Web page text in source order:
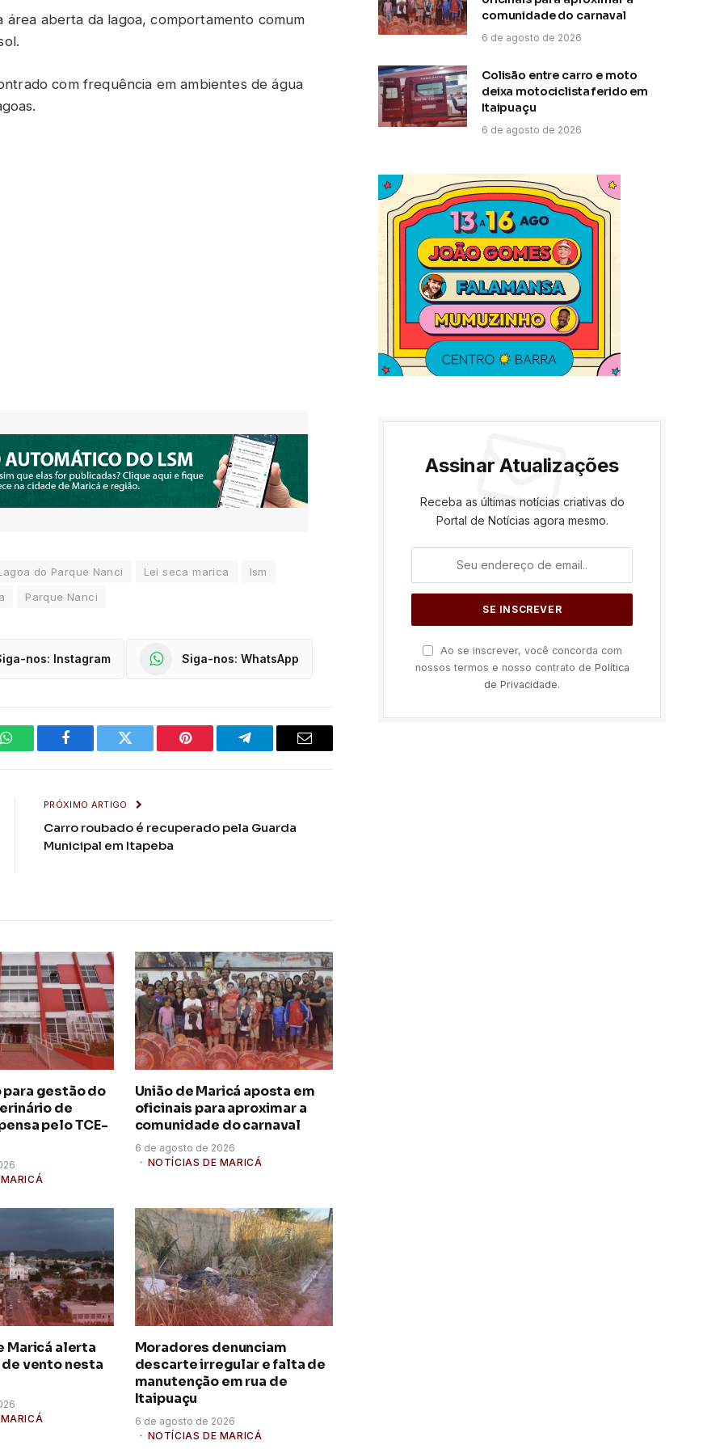
aberta da lagoa, comportamento comum
com frequência em ambientes de água
do Parque Nanci Lei seca marica
lsm
Parque Nanci
nos: Instagram Siga-nos: WhatsApp
WhatsAppFacebook Twitter Pinterest TelegramaE-
PRÓXIMO ARTIGO
Carro roubado é recuperado pela Guarda
Municipal em Itapeba
gestão do
de
pelo TCE-
União de Maricá aposta em
oficinais para aproximar a
comunidade do carnaval
6 de agosto de 2026
NOTÍCIAS DE MARICÁ
Maricá alerta
vento nesta
Moradores denunciam
descarte irregular e falta de
manutenção em rua de
Itaipuaçu
6 de agosto de 2026
NOTÍCIAS DE MARICÁ
comunidade do carnaval
6 de agosto de 2026
Colisão entre carro e moto
deixa motociclista ferido em
Itaipuaçu
6 de agosto de 2026
Assinar Atualizações
Receba as últimas notícias criativas do
Portal de Notícias agora mesmo.
Ao se inscrever, você concorda com
nossos termos e nosso contrato de Política
de Privacidade.